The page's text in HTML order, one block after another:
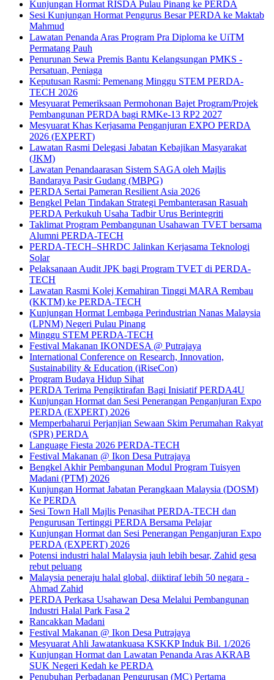
Kunjungan Hormat RISDA Pulau Pinang ke PERDA
Sesi Kunjungan Hormat Pengurus Besar PERDA ke Maktab
Mahmud
Lawatan Penanda Aras Program Pra Diploma ke UiTM
Permatang Pauh
Penurunan Sewa Premis Bantu Kelangsungan PMKS -
Persatuan, Peniaga
Keputusan Rasmi: Pemenang Minggu STEM PERDA-
TECH 2026
Mesyuarat Pemeriksaan Permohonan Bajet Program/Projek
Pembangunan PERDA bagi RMKe-13 RP2 2027
Mesyuarat Khas Kerjasama Penganjuran EXPO PERDA
2026 (EXPERT)
Lawatan Rasmi Delegasi Jabatan Kebajikan Masyarakat
(JKM)
Lawatan Penandaarasan Sistem SAGA oleh Majlis
Bandaraya Pasir Gudang (MBPG)
PERDA Sertai Pameran Resilient Asia 2026
Bengkel Pelan Tindakan Strategi Pembanterasan Rasuah
PERDA Perkukuh Usaha Tadbir Urus Berintegriti
Taklimat Program Pembangunan Usahawan TVET bersama
Alumni PERDA-TECH
PERDA-TECH–SHRDC Jalinkan Kerjasama Teknologi
Solar
Pelaksanaan Audit JPK bagi Program TVET di PERDA-
TECH
Lawatan Rasmi Kolej Kemahiran Tinggi MARA Rembau
(KKTM) ke PERDA-TECH
Kunjungan Hormat Lembaga Perindustrian Nanas Malaysia
(LPNM) Negeri Pulau Pinang
Minggu STEM PERDA-TECH
Festival Makanan IKONDESA @ Putrajaya
International Conference on Research, Innovation,
Sustainability & Education (iRiseCon)
Program Budaya Hidup Sihat
PERDA Terima Pengiktirafan Bagi Inisiatif PERDA4U
Kunjungan Hormat dan Sesi Penerangan Penganjuran Expo
PERDA (EXPERT) 2026
Memperbaharui Perjanjian Sewaan Skim Perumahan Rakyat
(SPR) PERDA
Language Fiesta 2026 PERDA-TECH
Festival Makanan @ Ikon Desa Putrajaya
Bengkel Akhir Pembangunan Modul Program Tuisyen
Madani (PTM) 2026
Kunjungan Hormat Jabatan Perangkaan Malaysia (DOSM)
Ke PERDA
Sesi Town Hall Majlis Penasihat PERDA-TECH dan
Pengurusan Tertinggi PERDA Bersama Pelajar
Kunjungan Hormat dan Sesi Penerangan Penganjuran Expo
PERDA (EXPERT) 2026
Potensi industri halal Malaysia jauh lebih besar, Zahid gesa
rebut peluang
Malaysia peneraju halal global, diiktiraf lebih 50 negara -
Ahmad Zahid
PERDA Perkasa Usahawan Desa Melalui Pembangunan
Industri Halal Park Fasa 2
Rancakkan Madani
Festival Makanan @ Ikon Desa Putrajaya
Mesyuarat Ahli Jawatankuasa KSKKP Induk Bil. 1/2026
Kunjungan Hormat dan Lawatan Penanda Aras AKRAB
SUK Negeri Kedah ke PERDA
Penubuhan Perbadanan Pengurusan (MC) Pertama